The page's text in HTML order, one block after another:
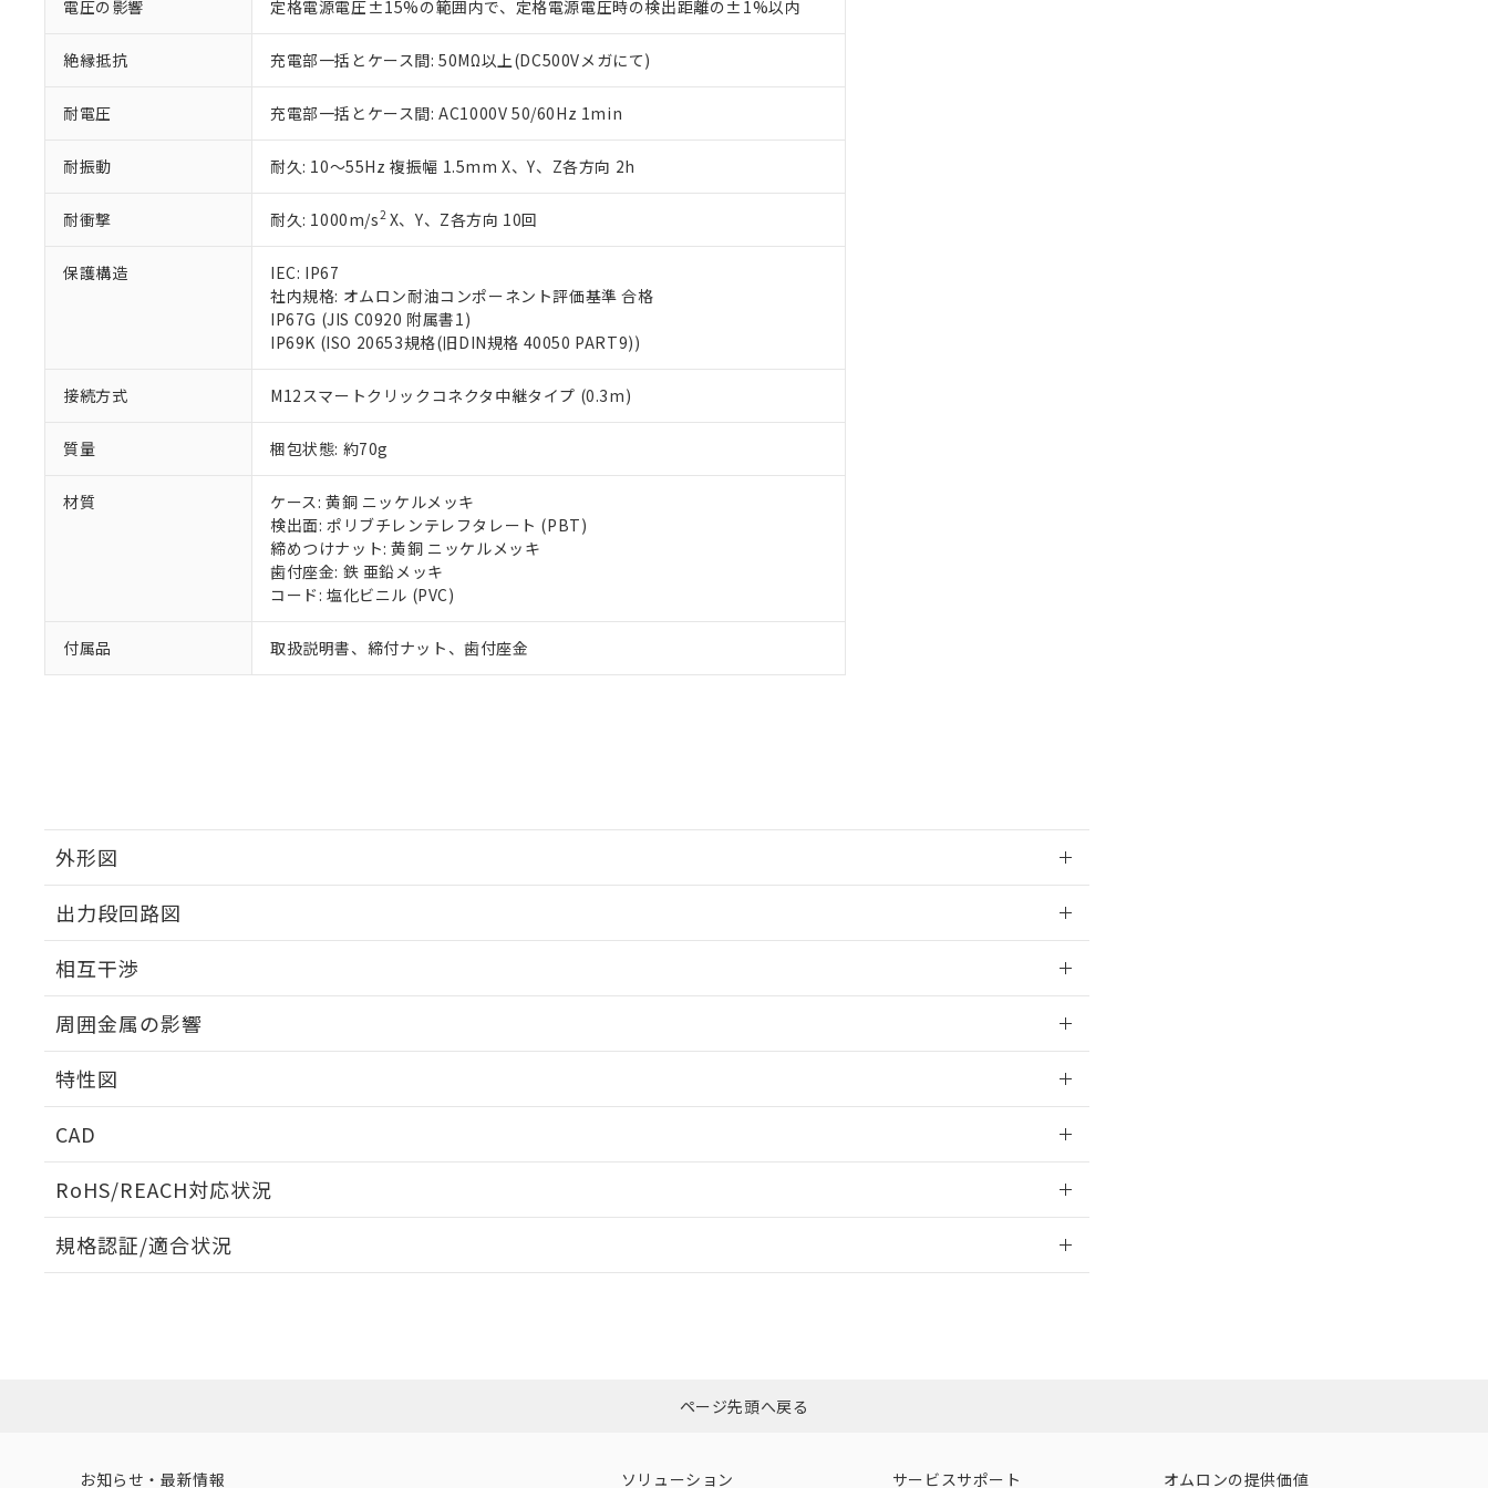
電圧の影響 定格電源電圧±15%の範囲内で、定格電源電圧時の検出距離の±1%以内
絶縁抵抗 充電部一括とケース間: 50MΩ以上(DC500Vメガにて)
耐電圧 充電部一括とケース間: AC1000V 50/60Hz 1min
耐振動 耐久: 10～55Hz 複振幅 1.5mm X、Y、Z各方向 2h
耐衝撃 耐久: 1000m/s2X、Y、Z各方向 10回
保護構造
IEC: IP67
社内規格: オムロン耐油コンポーネント評価基準 合格
IP67G (JIS C0920 附属書1)
IP69K (ISO 20653規格(旧DIN規格 40050 PART9))
接続方式 M12スマートクリックコネクタ中継タイプ (0.3m)
質量 梱包状態: 約70g
材質
ケース: 黄銅 ニッケルメッキ
検出面: ポリブチレンテレフタレート (PBT)
締めつけナット: 黄銅 ニッケルメッキ
歯付座金: 鉄 亜鉛メッキ
コード: 塩化ビニル (PVC)
付属品 取扱説明書、締付ナット、歯付座金
外形図
出力段回路図
相互干渉
周囲金属の影響
特性図
CAD
RoHS/REACH対応状況
EU RoHS 注意事項・凡例
ダウンロードはこちら
規格認証/適合状況
（イギリス
（ノルウェー
（日本
（アメリカ
さい。
※当社の共同利用者とは、"個人情報の共同利用に関して"
の「1.共同利用者の範囲」に記載されて
いる法人を指します。
下記の非含有証明書をダウンロードすることができます。
EU RoHS指令（10物質）の非含有証明書
51物質の非含有証明書（当社基準）
※本証明書は発行日時点で非含有を証明するもので、過去に遡って非含有を証明するものではありません。
また、RoHS指令のフタル酸エステル類４物質の対応では、対応完了までの期間は出荷製品に未対応品が
混在することから備考欄に対応日を記載しておりました。
既に当社にて対応品への在庫切替を完了していることから、特段のことがない限り、2022年1月12日よ
り割愛しております。
ページ先頭へ戻る
お知らせ・最新情報 ソリューション サービスサポート オムロンの提供価値